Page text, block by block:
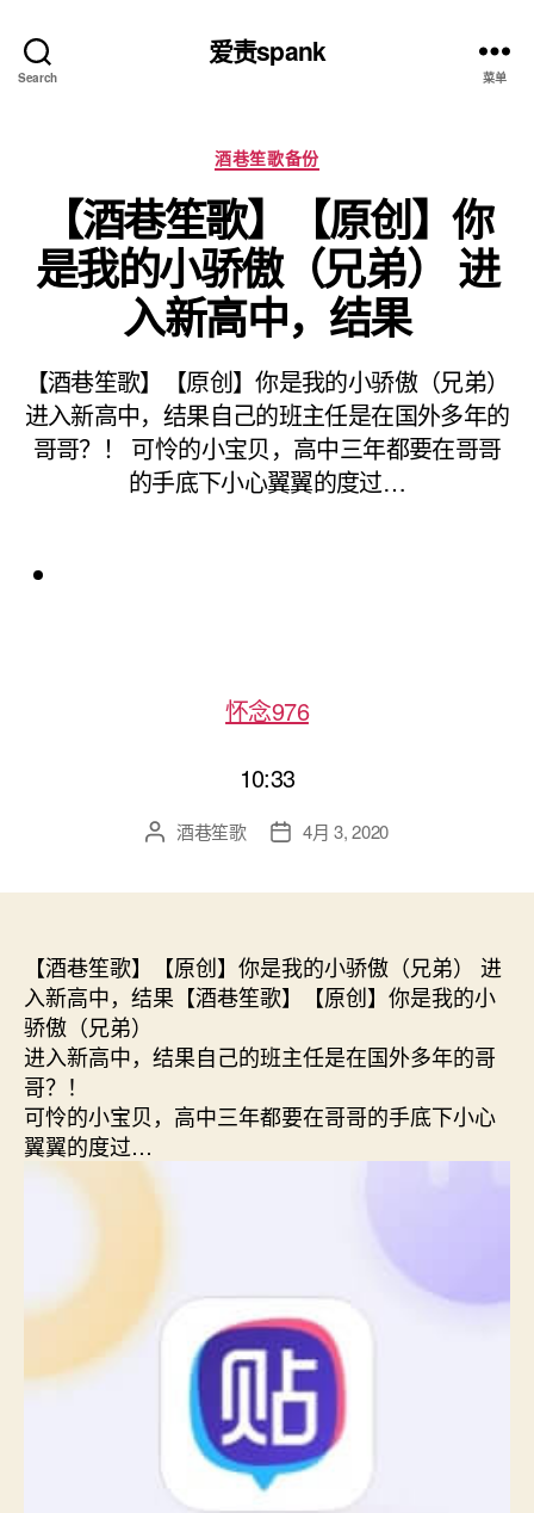
Search
爱责spank
菜单
分
类
酒巷笙歌备份
【酒巷笙歌】【原创】你
是我的小骄傲（兄弟） 进
入新高中，结果
【酒巷笙歌】【原创】你是我的小骄傲（兄弟）
进入新高中，结果自己的班主任是在国外多年的
哥哥？！ 可怜的小宝贝，高中三年都要在哥哥
的手底下小心翼翼的度过…
怀念976
10:33
文 酒巷笙歌
发 4月 3, 2020
【酒巷笙歌】【原创】你是我的小骄傲（兄弟） 进
入新高中，结果【酒巷笙歌】【原创】你是我的小
骄傲（兄弟）
进入新高中，结果自己的班主任是在国外多年的哥
哥？！
可怜的小宝贝，高中三年都要在哥哥的手底下小心
翼翼的度过…